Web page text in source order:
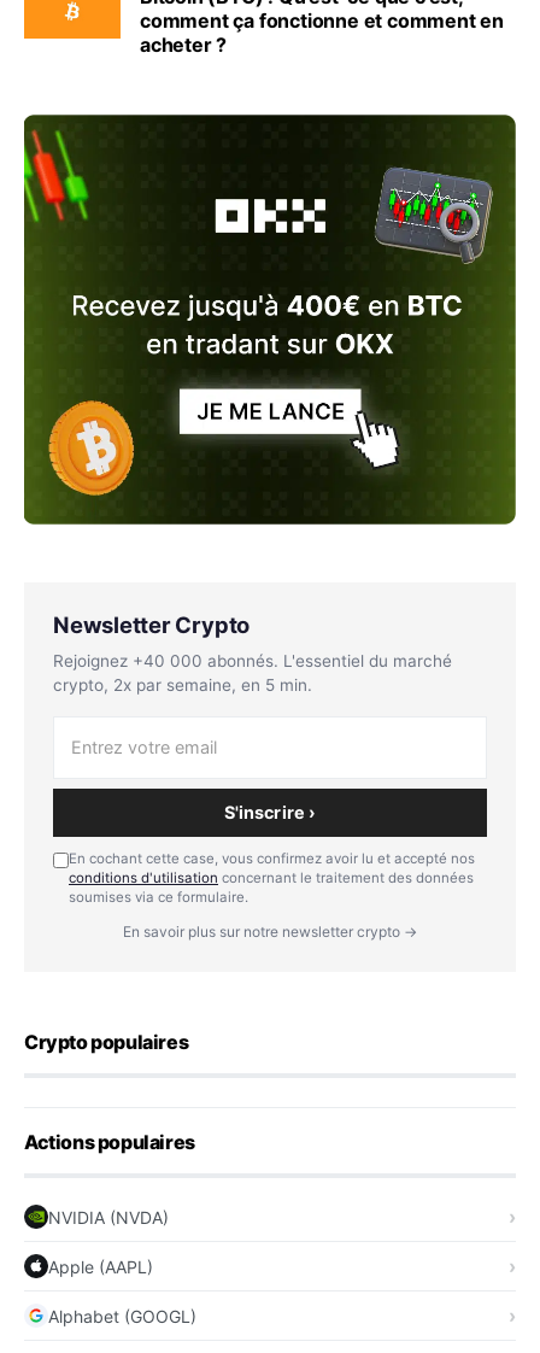
comment ça fonctionne et comment en
acheter ?
Newsletter Crypto
Rejoignez +40 000 abonnés. L'essentiel du marché
crypto, 2x par semaine, en 5 min.
S'inscrire ›
En cochant cette case, vous confirmez avoir lu et accepté nos
conditions d'utilisation concernant le traitement des données
soumises via ce formulaire.
En savoir plus sur notre newsletter crypto →
Crypto populaires
Actions populaires
NVIDIA (NVDA)
Apple (AAPL)
Alphabet (GOOGL)